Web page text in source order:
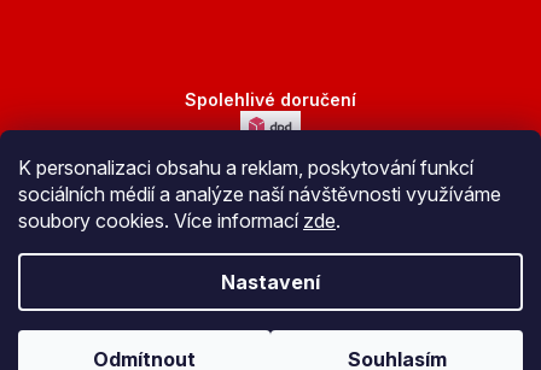
K personalizaci obsahu a reklam, poskytování funkcí
sociálních médií a analýze naší návštěvnosti využíváme
soubory cookies. Více informací zde.
Nastavení
Odmítnout Souhlasím
Spolehlivé doručení
Bezpečná platba
Vytvořil Shoptet
Copyright 2026JuBo Jeseník s.r.o. . Všechna práva vyhrazena.